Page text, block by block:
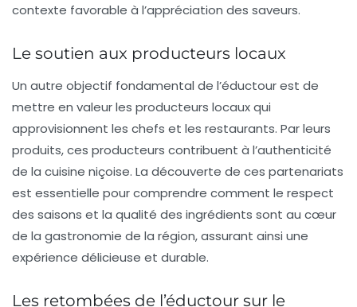
contexte favorable à l’appréciation des saveurs.
Le soutien aux producteurs locaux
Un autre objectif fondamental de l’éductour est de
mettre en valeur les producteurs locaux qui
approvisionnent les chefs et les restaurants. Par leurs
produits, ces producteurs contribuent à l’authenticité
de la cuisine niçoise. La découverte de ces partenariats
est essentielle pour comprendre comment le respect
des saisons et la qualité des ingrédients sont au cœur
de la gastronomie de la région, assurant ainsi une
expérience délicieuse et durable.
Les retombées de l’éductour sur le